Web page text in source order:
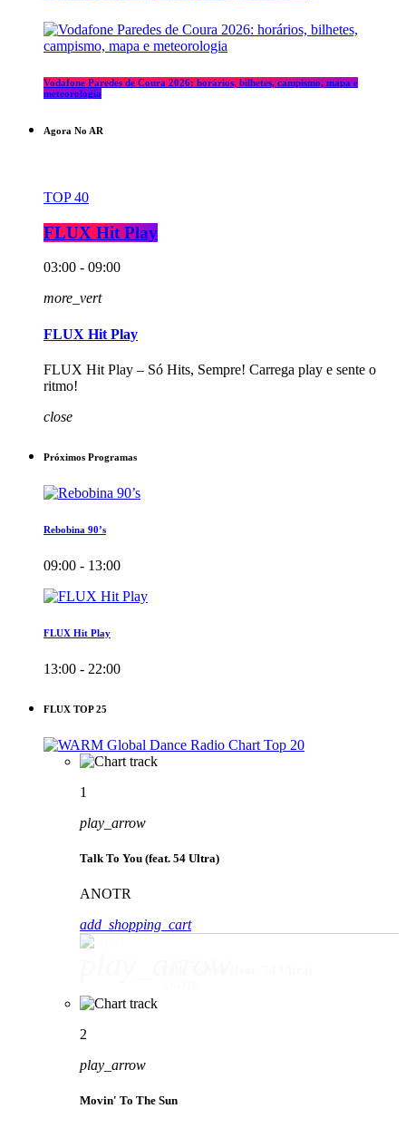
Vodafone Paredes de Coura 2026: horários, bilhetes, campismo, mapa e
meteorologia
Agora No AR
TOP 40
FLUX Hit Play
03:00 - 09:00
more_vert
FLUX Hit Play
FLUX Hit Play – Só Hits, Sempre! Carrega play e sente o
ritmo!
close
Próximos Programas
Rebobina 90’s
09:00 - 13:00
FLUX Hit Play
13:00 - 22:00
FLUX TOP 25
1
play_arrow
Talk To You (feat. 54 Ultra)
ANOTR
add_shopping_cart
2
play_arrow
Movin' To The Sun